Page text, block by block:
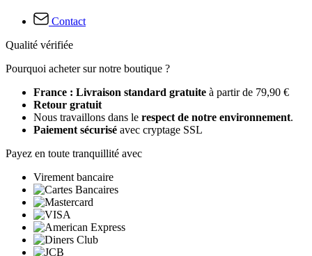
Contact
Qualité vérifiée
Pourquoi acheter sur notre boutique ?
France : Livraison standard gratuite à partir de 79,90 €
Retour gratuit
Nous travaillons dans le respect de notre environnement.
Paiement sécurisé avec cryptage SSL
Payez en toute tranquillité avec
Virement bancaire